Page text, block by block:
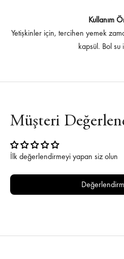
Kullanım
Yetişkinler için, tercihen yemek
kapsül. Bol su
Müşteri
İlk değerlendirmeyi yapan siz olun